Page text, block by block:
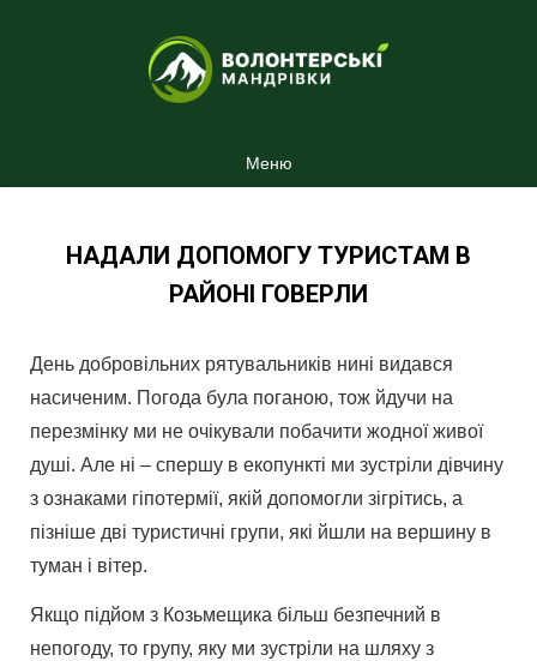
Меню
НАДАЛИ ДОПОМОГУ ТУРИСТАМ В
РАЙОНІ ГОВЕРЛИ
День добровільних рятувальників нині видався
насиченим. Погода була поганою, тож йдучи на
перезмінку ми не очікували побачити жодної живої
душі. Але ні – спершу в екопункті ми зустріли дівчину
з ознаками гіпотермії, якій допомогли зігрітись, а
пізніше дві туристичні групи, які йшли на вершину в
туман і вітер.
Якщо підйом з Козьмещика більш безпечний в
непогоду, то групу, яку ми зустріли на шляху з